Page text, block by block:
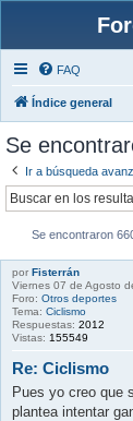
FAQ
Índice general
Se
Ir a búsqueda
Se encontraron
por Fisterrán
Viernes 07 de Agosto
Foro: Otros deportes
Tema: Ciclismo
Respuestas: 2012
Vistas: 155549
Re: Ciclismo
Pues yo creo que
plantea intentar